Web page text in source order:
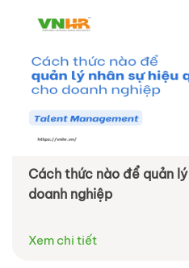
Cách thức nào để quản lý
doanh nghiệp
Xem chi tiết